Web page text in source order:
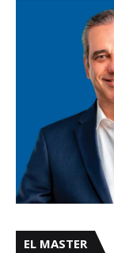
EL MASTER